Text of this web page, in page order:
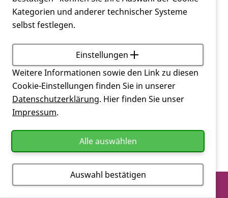
eingeschränkte Halte- und Stellreflexe.
Zurück
Kategorien und anderer technischer Systeme
selbst festlegen.
Einstellungen
Weitere Informationen sowie den Link zu diesen
Cookie-Einstellungen finden Sie in unserer
Datenschutzerklärung. Hier finden Sie unser
Impressum.
Alle auswählen
Auswahl bestätigen